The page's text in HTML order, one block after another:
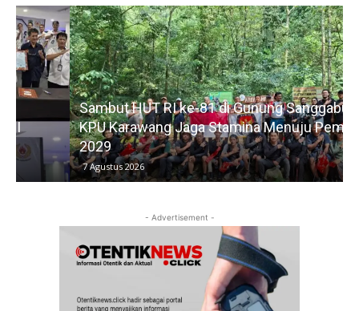
Sambut HUT RI ke-81 di Gunung Sanggabuana,
KPU Karawang Jaga Stamina Menuju Pemilu
2029
7 Agustus 2026
- Advertisement -